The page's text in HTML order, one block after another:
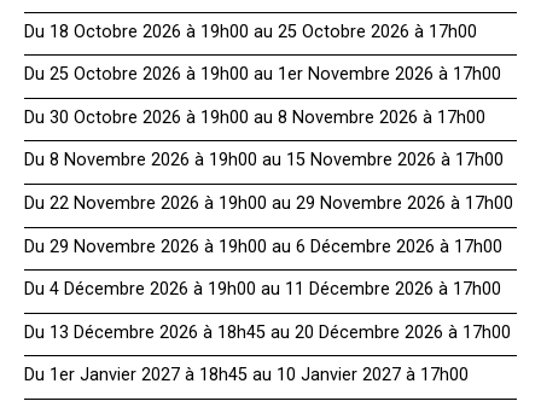
Du 18 Octobre 2026 à 19h00 au 25 Octobre 2026 à 17h00
Du 25 Octobre 2026 à 19h00 au 1er Novembre 2026 à 17h00
Du 30 Octobre 2026 à 19h00 au 8 Novembre 2026 à 17h00
Du 8 Novembre 2026 à 19h00 au 15 Novembre 2026 à 17h00
Du 22 Novembre 2026 à 19h00 au 29 Novembre 2026 à 17h00
Du 29 Novembre 2026 à 19h00 au 6 Décembre 2026 à 17h00
Du 4 Décembre 2026 à 19h00 au 11 Décembre 2026 à 17h00
Du 13 Décembre 2026 à 18h45 au 20 Décembre 2026 à 17h00
Du 1er Janvier 2027 à 18h45 au 10 Janvier 2027 à 17h00